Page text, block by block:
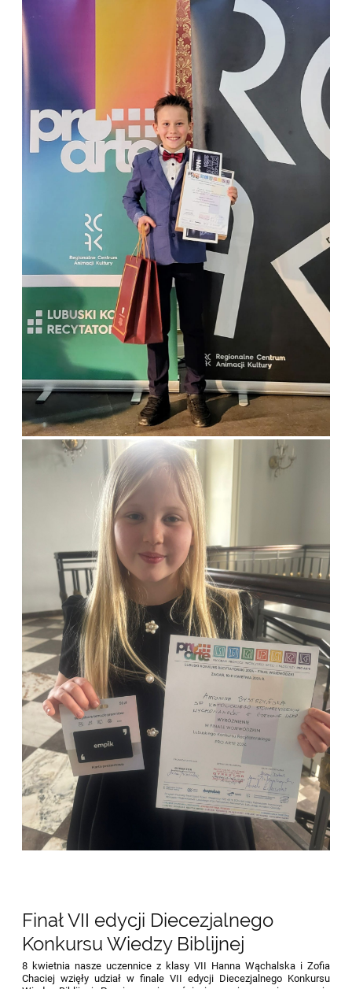
Finał VII edycji Diecezjalnego
Konkursu Wiedzy Biblijnej
8 kwietnia nasze uczennice z klasy VII Hanna Wąchalska i Zofia
Chaciej wzięły udział w finale VII edycji Diecezjalnego Konkursu